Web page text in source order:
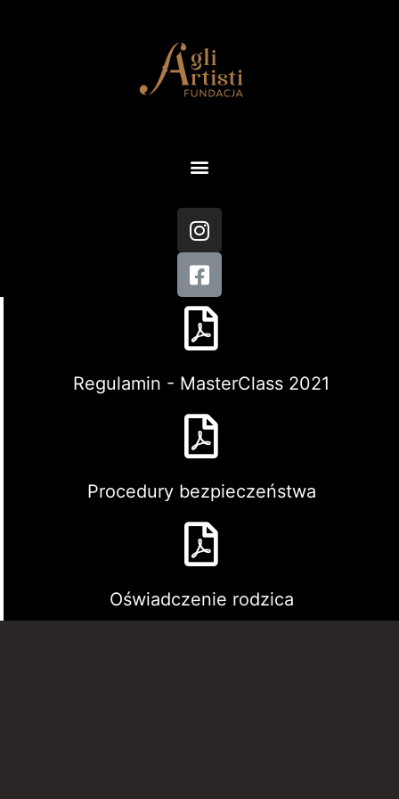
Regulamin - MasterClass 2021
Procedury bezpieczeństwa
Oświadczenie rodzica